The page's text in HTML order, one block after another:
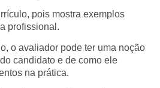
pois mostra exemplos
profissional.
o avaliador pode ter uma noção
candidato e de como ele
na prática.